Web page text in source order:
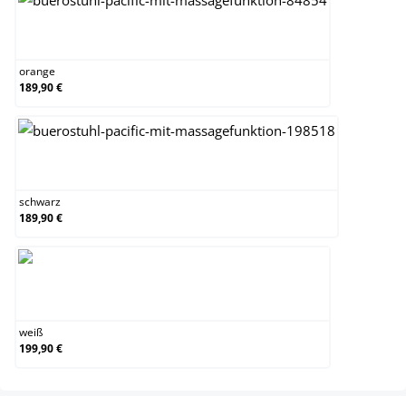
orange
189,90 €
schwarz
189,90 €
weiß
199,90 €